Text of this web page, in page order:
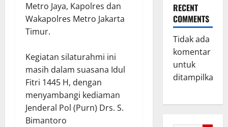
Metro Jaya, Kapolres dan
Wakapolres Metro Jakarta
Timur.
Kegiatan silaturahmi ini
masih dalam suasana Idul
Fitri 1445 H, dengan
menyambangi kediaman
Jenderal Pol (Purn) Drs. S.
Bimantoro
RECENT
COMMENTS
Tidak ada
komentar
untuk
ditampilkan.